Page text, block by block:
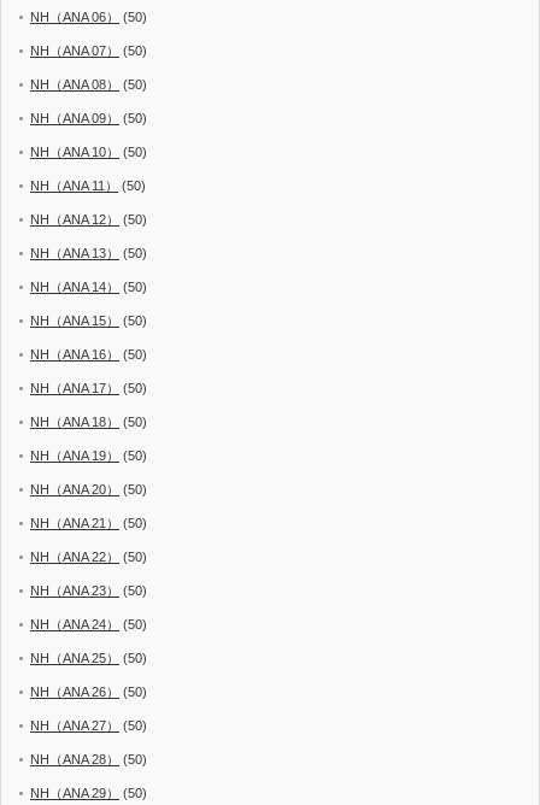
NH（ANA 06） (50)
NH（ANA 07） (50)
NH（ANA 08） (50)
NH（ANA 09） (50)
NH（ANA 10） (50)
NH（ANA 11） (50)
NH（ANA 12） (50)
NH（ANA 13） (50)
NH（ANA 14） (50)
NH（ANA 15） (50)
NH（ANA 16） (50)
NH（ANA 17） (50)
NH（ANA 18） (50)
NH（ANA 19） (50)
NH（ANA 20） (50)
NH（ANA 21） (50)
NH（ANA 22） (50)
NH（ANA 23） (50)
NH（ANA 24） (50)
NH（ANA 25） (50)
NH（ANA 26） (50)
NH（ANA 27） (50)
NH（ANA 28） (50)
NH（ANA 29） (50)